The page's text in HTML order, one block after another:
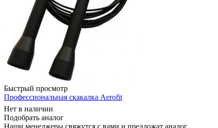
Быстрый просмотр
Профессиональная скакалка Aerofit
Нет в наличии
Подобрать аналог
Наши менеджеры свяжутся с вами и предложат аналог